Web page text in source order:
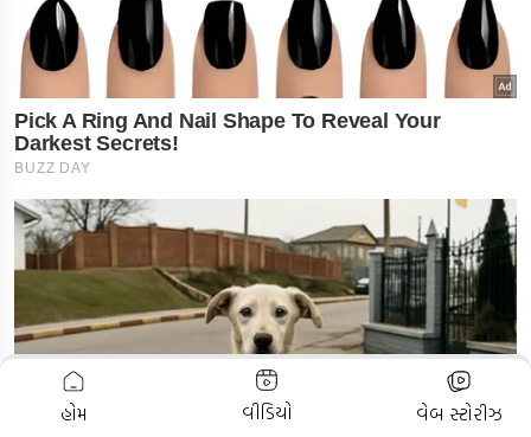
ADVERTISEMENT
હોમ વીડિયો વેબ સ્ટોરીઝ